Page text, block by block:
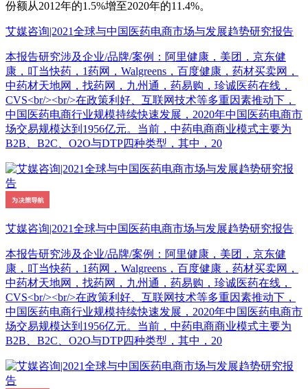
份额从2012年的1.5%增至2020年的11.4%。
艾媒咨询|2021全球与中国医药电商市场与发展趋势研究报告
本报告研究涉及企业/品牌/案例：阿里健康，美团，京东健
康，叮当快药，1药网，Walgreens，百度健康，药材买卖网，
中药材天地网，找药网，九州通，药易购，珍诚医药在线，
CVS<br/><br/>在政策利好、互联网技术等多重因素推动下，
中国医药电商行业规模持续快速发展，2020年中国医药电商市
场交易规模达到1956亿元。当前，中药电商商业模式主要为
B2B、B2C、O2O与DTP四种类型，其中，20
艾媒咨询|2021全球与中国医药电商市场与发展趋势研究报告
本报告研究涉及企业/品牌/案例：阿里健康，美团，京东健
康，叮当快药，1药网，Walgreens，百度健康，药材买卖网，
中药材天地网，找药网，九州通，药易购，珍诚医药在线，
CVS<br/><br/>在政策利好、互联网技术等多重因素推动下，
中国医药电商行业规模持续快速发展，2020年中国医药电商市
场交易规模达到1956亿元。当前，中药电商商业模式主要为
B2B、B2C、O2O与DTP四种类型，其中，20